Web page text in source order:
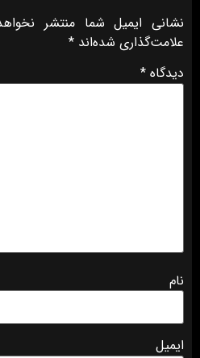
نشانی ایمیل شما منتشر
علامت‌گذاری شده‌اند *
دیدگاه *
نام
ایمیل